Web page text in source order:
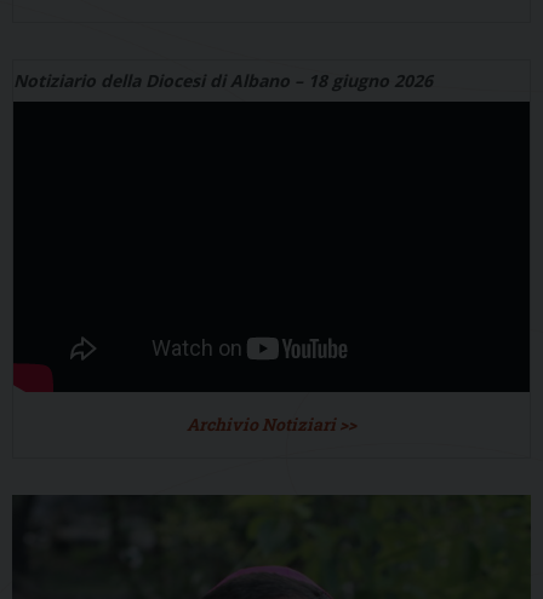
Notiziario della Diocesi di Albano – 18 giugno 2026
Archivio Notiziari >>